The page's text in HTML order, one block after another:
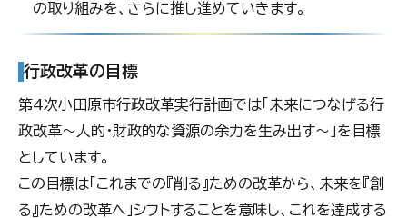
の取り組みを、さらに推し進めていきます。
行政改革の目標
第4次小田原市行政改革実行計画では「未来につなげる行
政改革〜人的・財政的な資源の余力を生み出す〜」を目標
としています。
この目標は「これまでの『削る』ための改革から、未来を『創
る』ための改革へ」シフトすることを意味し、これを達成する